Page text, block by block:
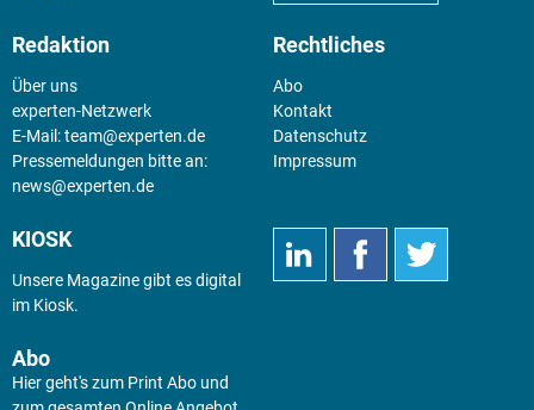
Redaktion
Über uns
experten-Netzwerk
E-Mail:team@experten.de
Pressemeldungen bitte an:
news@experten.de
Rechtliches
Abo
Kontakt
Datenschutz
Impressum
KIOSK
Unsere Magazine gibt es digital
im Kiosk.
Abo
Hier geht's zum Print Abo und